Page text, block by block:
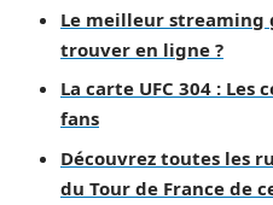
Le meilleur streaming
trouver en ligne ?
La carte UFC 304 :
fans
Découvrez toutes les
du Tour de France de